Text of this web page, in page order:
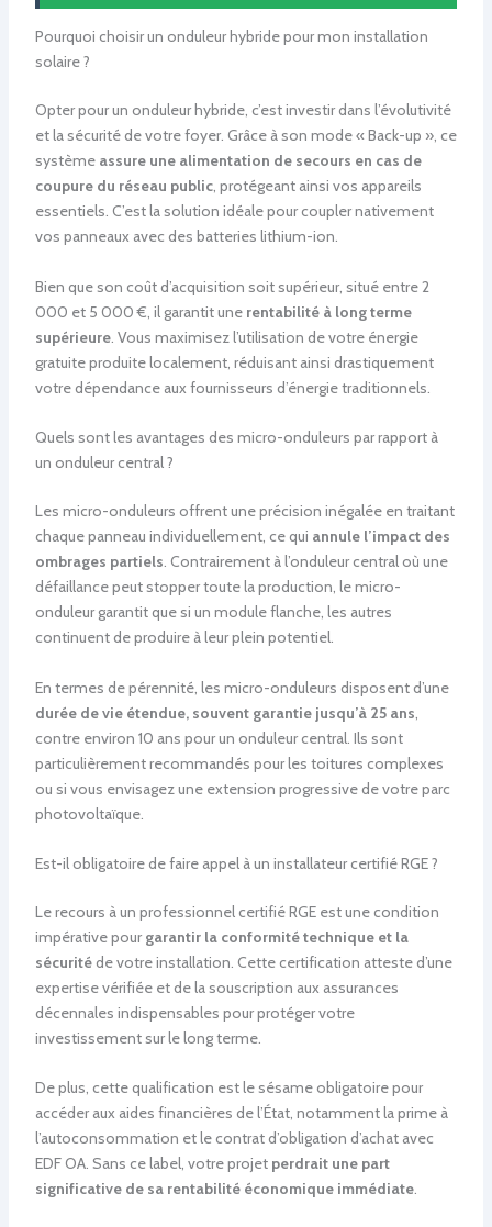
Pourquoi choisir un onduleur hybride pour mon installation
solaire ?
Opter pour un onduleur hybride, c’est investir dans l’évolutivité
et la sécurité de votre foyer. Grâce à son mode « Back-up », ce
système assure une alimentation de secours en cas de
coupure du réseau public, protégeant ainsi vos appareils
essentiels. C’est la solution idéale pour coupler nativement
vos panneaux avec des batteries lithium-ion.
Bien que son coût d’acquisition soit supérieur, situé entre 2
000 et 5 000 €, il garantit une rentabilité à long terme
supérieure. Vous maximisez l’utilisation de votre énergie
gratuite produite localement, réduisant ainsi drastiquement
votre dépendance aux fournisseurs d’énergie traditionnels.
Quels sont les avantages des micro-onduleurs par rapport à
un onduleur central ?
Les micro-onduleurs offrent une précision inégalée en traitant
chaque panneau individuellement, ce qui annule l’impact des
ombrages partiels. Contrairement à l’onduleur central où une
défaillance peut stopper toute la production, le micro-
onduleur garantit que si un module flanche, les autres
continuent de produire à leur plein potentiel.
En termes de pérennité, les micro-onduleurs disposent d’une
durée de vie étendue, souvent garantie jusqu’à 25 ans
contre environ 10 ans pour un onduleur central. Ils sont
particulièrement recommandés pour les toitures complexes
ou si vous envisagez une extension progressive de votre parc
photovoltaïque.
Est-il obligatoire de faire appel à un installateur certifié RGE ?
Le recours à un professionnel certifié RGE est une condition
impérative pour garantir la conformité technique et la
sécuritéde votre installation. Cette certification atteste d’une
expertise vérifiée et de la souscription aux assurances
décennales indispensables pour protéger votre
investissement sur le long terme.
De plus, cette qualification est le sésame obligatoire pour
accéder aux aides financières de l’État, notamment la prime à
l’autoconsommation et le contrat d’obligation d’achat avec
EDF OA. Sans ce label, votre projet perdrait une part
significative de sa rentabilité économique immédiate.